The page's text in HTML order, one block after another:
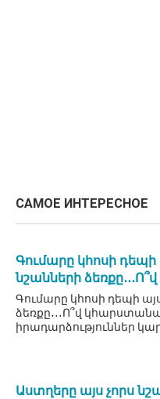
САМОЕ ИНТЕРЕСНОЕ
Գումարը կհոսի
նշանների
Գումարը կհոսի դեպի
ձեռքը․․․Ո՞վ
իրադարձություններ
Աստղերը այս չորս